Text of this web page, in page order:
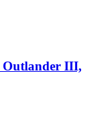
Outlander III,